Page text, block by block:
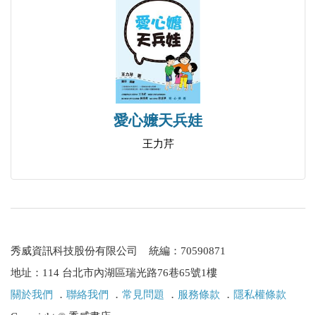
愛心嬤天兵娃
王力芹
秀威資訊科技股份有限公司 統編：70590871
地址：114 台北市內湖區瑞光路76巷65號1樓
關於我們
． 聯絡我們 ． 常見問題 ． 服務條款 ． 隱私權條款